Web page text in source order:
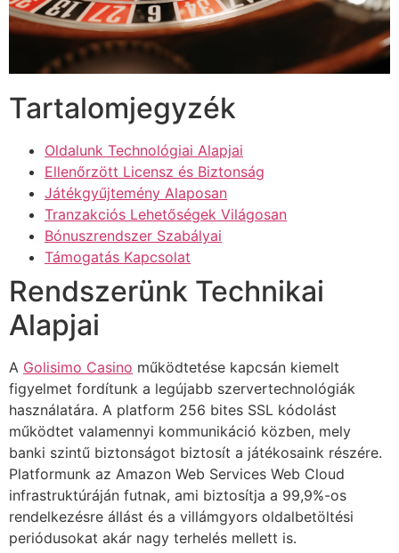
panel
panel
panel
panel
panel
panel
panel
satın al
satın al
panel
panel
panel
panel
panel
panel
Tartalomjegyzék
Oldalunk Technológiai Alapjai
Ellenőrzött Licensz és Biztonság
Játékgyűjtemény Alaposan
Tranzakciós Lehetőségek Világosan
Bónuszrendszer Szabályai
Támogatás Kapcsolat
Rendszerünk Technikai
Alapjai
A Golisimo Casino működtetése kapcsán kiemelt
figyelmet fordítunk a legújabb szervertechnológiák
használatára. A platform 256 bites SSL kódolást
működtet valamennyi kommunikáció közben, mely
banki szintű biztonságot biztosít a játékosaink részére.
Platformunk az Amazon Web Services Web Cloud
infrastruktúráján futnak, ami biztosítja a 99,9%-os
rendelkezésre állást és a villámgyors oldalbetöltési
periódusokat akár nagy terhelés mellett is.